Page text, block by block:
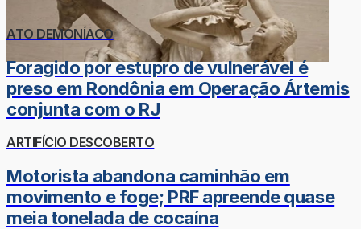
ATO DEMONÍACO
Foragido por estupro de vulnerável é
preso em Rondônia em Operação Ártemis
conjunta com o RJ
ARTIFÍCIO DESCOBERTO
Motorista abandona caminhão em
movimento e foge; PRF apreende quase
meia tonelada de cocaína